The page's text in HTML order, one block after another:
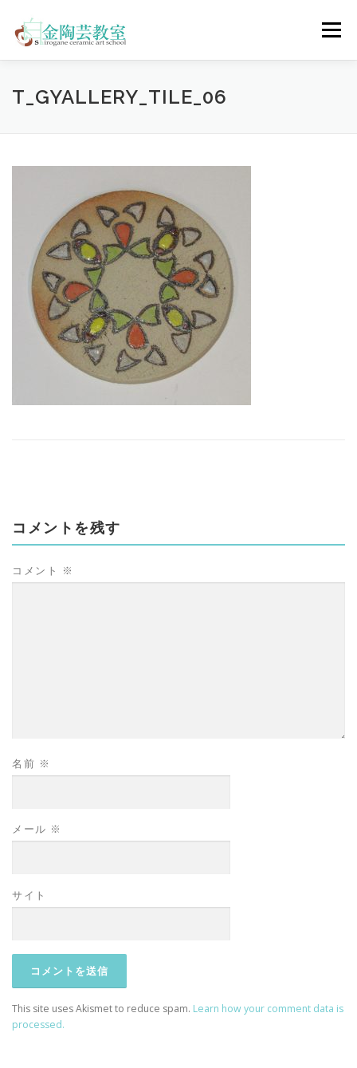
メニュー
陶芸体験コース ウェディングコース
ENGLISH
T_GYALLERY_TILE_06
コメントを残す
コメント ※
名前 ※
メール ※
サイト
This site uses Akismet to reduce spam. Learn how your comment data is
processed.